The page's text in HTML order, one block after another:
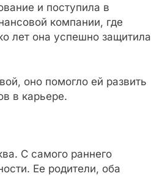
и поступила в
компании, где
лет она успешно защитила
оно помогло ей развить
в карьере.
С самого раннего
Ее родители, оба